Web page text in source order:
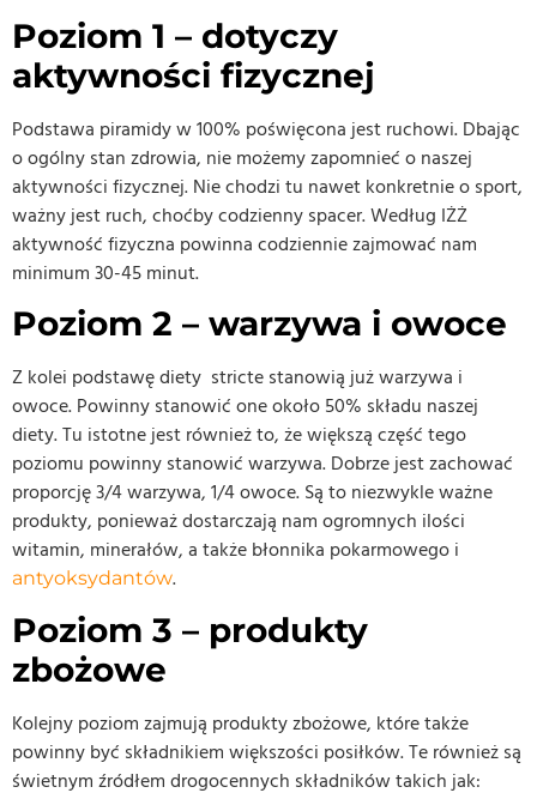
Poziom 1 – dotyczy
aktywności fizycznej
Podstawa piramidy w 100% poświęcona jest ruchowi. Dbając
o ogólny stan zdrowia, nie możemy zapomnieć o naszej
aktywności fizycznej. Nie chodzi tu nawet konkretnie o sport,
ważny jest ruch, choćby codzienny spacer. Według IŻŻ
aktywność fizyczna powinna codziennie zajmować nam
minimum 30-45 minut.
Poziom 2 – warzywa i owoce
Z kolei podstawę diety stricte stanowią już warzywa i
owoce. Powinny stanowić one około 50% składu naszej
diety. Tu istotne jest również to, że większą część tego
poziomu powinny stanowić warzywa. Dobrze jest zachować
proporcję 3/4 warzywa, 1/4 owoce. Są to niezwykle ważne
produkty, ponieważ dostarczają nam ogromnych ilości
witamin, minerałów, a także błonnika pokarmowego i
antyoksydantów.
Poziom 3 – produkty
zbożowe
Kolejny poziom zajmują produkty zbożowe, które także
powinny być składnikiem większości posiłków. Te również są
świetnym źródłem drogocennych składników takich jak: